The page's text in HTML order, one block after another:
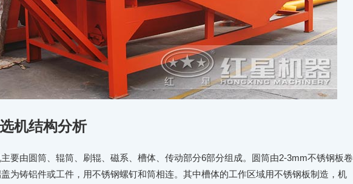
机结构分析
要由圆筒、辊筒、刷辊、磁系、槽体、传动部分6部分组成。圆筒由2-3mm不锈钢板卷
为铸铝件或工件，用不锈钢螺钉和筒相连。其中槽体的工作区域用不锈钢板制造，机